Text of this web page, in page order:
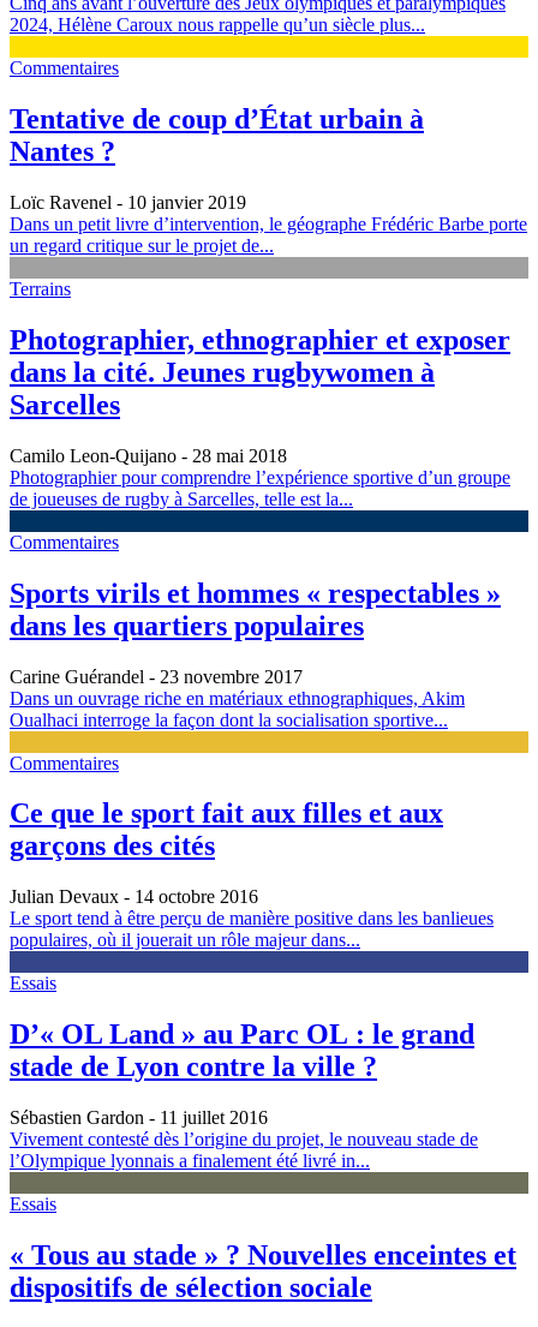
2024, Hélène Caroux nous rappelle qu’un siècle plus...
Commentaires
Tentative de coup d’État urbain à
Nantes ?
Loïc Ravenel - 10 janvier 2019
Dans un petit livre d’intervention, le géographe Frédéric Barbe porte
un regard critique sur le projet de...
Terrains
Photographier, ethnographier et exposer
dans la cité. Jeunes rugbywomen à
Sarcelles
Camilo Leon-Quijano - 28 mai 2018
Photographier pour comprendre l’expérience sportive d’un groupe
de joueuses de rugby à Sarcelles, telle est la...
Commentaires
Sports virils et hommes « respectables »
dans les quartiers populaires
Carine Guérandel - 23 novembre 2017
Dans un ouvrage riche en matériaux ethnographiques, Akim
Oualhaci interroge la façon dont la socialisation sportive...
Commentaires
Ce que le sport fait aux filles et aux
garçons des cités
Julian Devaux - 14 octobre 2016
Le sport tend à être perçu de manière positive dans les banlieues
populaires, où il jouerait un rôle majeur dans...
Essais
D’« OL Land » au Parc OL : le grand
stade de Lyon contre la ville ?
Sébastien Gardon - 11 juillet 2016
Vivement contesté dès l’origine du projet, le nouveau stade de
l’Olympique lyonnais a finalement été livré in...
Essais
« Tous au stade » ? Nouvelles enceintes et
dispositifs de sélection sociale